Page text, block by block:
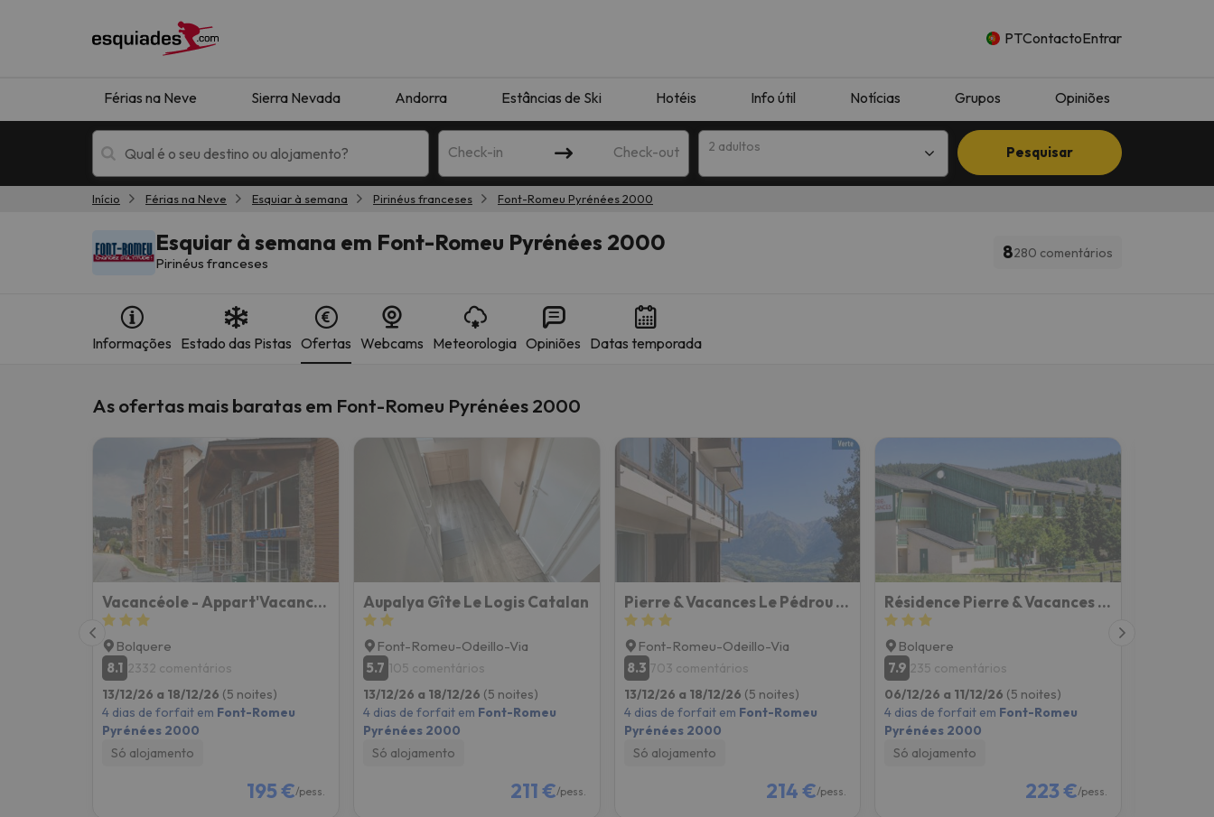
PTContactoEntrar
Férias na Neve Sierra Nevada Andorra Estâncias de Ski Hotéis Info útil Notícias Grupos Opiniões
Check-in Check-out 2 adultos Pesquisar
Férias na neve Hotéis de montanha
Bem, parece que o nosso Seeker perdeu o seu caminho. Assim que encontrar a sua bússola, estará de volta.
Início Férias na Neve Esquiar à semana Pirinéus franceses Font-Romeu Pyrénées 2000
Esquiar à semana em Font-Romeu Pyrénées 2000
Pirinéus franceses 8280 comentários
Informações Estado das Pistas Ofertas Webcams Meteorologia Opiniões Datas temporada
As ofertas mais baratas em Font-Romeu Pyrénées 2000
Vacancéole - Appart'Vacances Pyrénées 2000
Bolquere
8.1 2332 comentários
13/12/26 a 18/12/26 (5 noites)
4 dias de forfait em Font-Romeu
Pyrénées 2000
Só alojamento
195 €/pess.
Aupalya Gîte Le Logis Catalan
Font-Romeu-Odeillo-Via
5.7 105 comentários
13/12/26 a 18/12/26 (5 noites)
4 dias de forfait em Font-Romeu
Pyrénées 2000
Só alojamento
211 €/pess.
Pierre & Vacances Le Pédrou Résidence
Font-Romeu-Odeillo-Via
8.3 703 comentários
13/12/26 a 18/12/26 (5 noites)
4 dias de forfait em Font-Romeu
Pyrénées 2000
Só alojamento
214 €/pess.
Résidence Pierre & Vacances Pyrenees 2000 Le Séquoia
Bolquere
7.9 235 comentários
06/12/26 a 11/12/26 (5 noites)
4 dias de forfait em Font-Romeu
Pyrénées 2000
Só alojamento
223 €/pess.